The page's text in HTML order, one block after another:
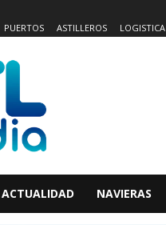
PUERTOS ASTILLEROS LOGISTICA
ACTUALIDAD NAVIERAS